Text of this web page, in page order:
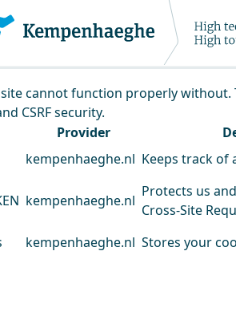
uses cookies
cookies to analyse our traffic and
cannot function properly without.
CSRF security.
Provider
kempenhaeghe.nl Keeps track of
kempenhaeghe.nl
Protects us
Cross-Site
kempenhaeghe.nl Stores your